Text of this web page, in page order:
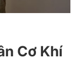
Cơ Khí